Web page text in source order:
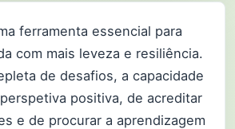
ferramenta essencial para
com mais leveza e resiliência.
de desafios, a capacidade
positiva, de acreditar
e de procurar a aprendizagem